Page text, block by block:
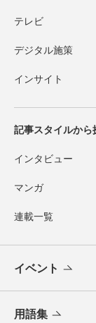
テレビ
デジタル施策
インサイト
記事スタイルから
インタビュー
マンガ
連載一覧
イベント
用語集